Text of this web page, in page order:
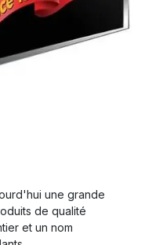
une grande
de qualité
et un nom